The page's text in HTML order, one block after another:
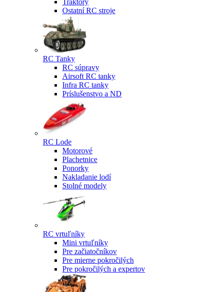
Traktory
Ostatní RC stroje
RC Tanky
RC súpravy
Airsoft RC tanky
Infra RC tanky
Príslušenstvo a ND
RC Lode
Motorové
Plachetnice
Ponorky
Nakladanie lodí
Stolné modely
RC vrtuľníky
Mini vrtuľníky
Pre začiatočníkov
Pre mierne pokročilých
Pre pokročilých a expertov